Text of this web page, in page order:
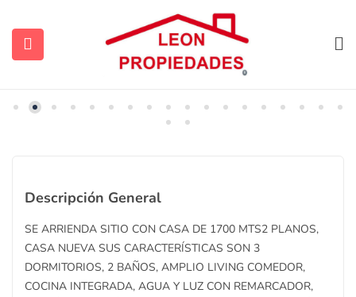
(Vendidas y Arrendadas)
ARRENDADA VER OTRAS OPCIONES
Descripción General
SE ARRIENDA SITIO CON CASA DE 1700 MTS2 PLANOS,
CASA NUEVA SUS CARACTERÍSTICAS SON 3
DORMITORIOS, 2 BAÑOS, AMPLIO LIVING COMEDOR,
COCINA INTEGRADA, AGUA Y LUZ CON REMARCADOR,